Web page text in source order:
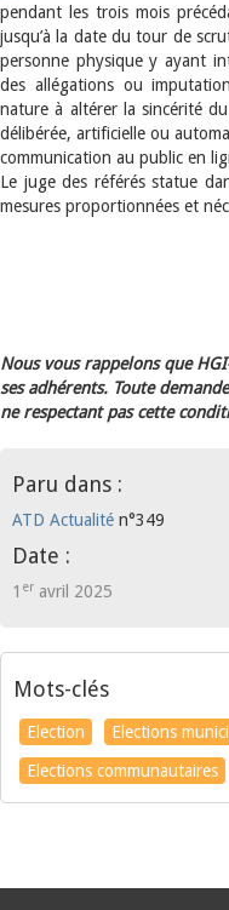
pendant les trois mois
jusqu’à la date du tour de
personne physique y ayant
des allégations ou
nature à altérer la sincérité
délibérée, artificielle ou
communication au public en
Le juge des référés statue
mesures proportionnées et
Nous vous rappelons que
ses adhérents. Toute
ne respectant pas cette
Paru dans :
ATD Actualité n°349
Date :
1 er avril 2025
Mots-clés
Election Elections
Elections communautaires